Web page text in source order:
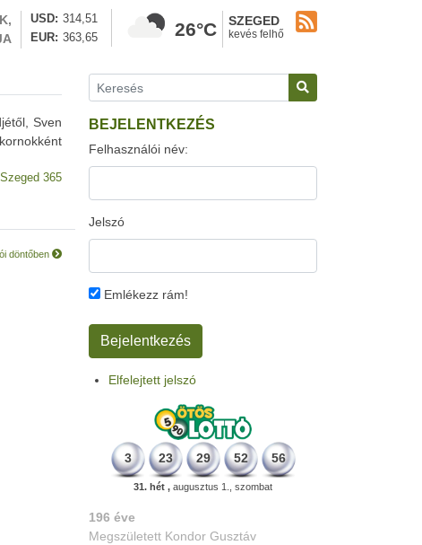
USD
314,51
EUR
363,65 26°C SZEGED
kevés felhő
Sven
Szeged 365
döntőben
BEJELENTKEZÉS
Felhasználói név:
Jelszó
Emlékezz rám!
Elfelejtett jelszó
3 23 29 52 56
31. hét , augusztus 1., szombat
196 éve
Megszületett Kondor Gusztáv